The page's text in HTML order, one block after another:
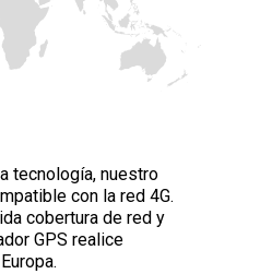
tecnología, nuestro
con la red 4G.
cobertura de red y
GPS realice